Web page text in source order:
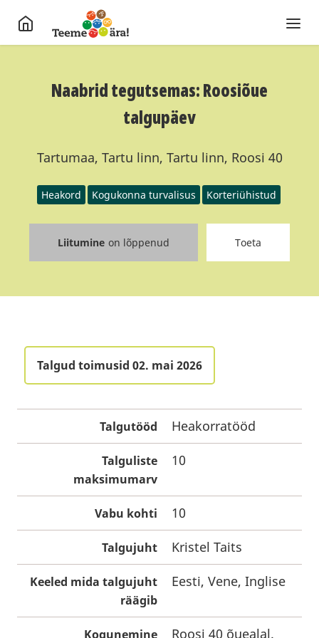
Naabrid tegutsemas: Roosiõue
talgupäev
Tartumaa, Tartu linn, Tartu linn, Roosi 40
Heakord Kogukonna turvalisus Korteriühistud
Liitumine on lõppenud Toeta
Talgud toimusid 02. mai 2026
Talgutööd Heakorratööd
Talguliste
maksimumarv
10
Vabu kohti 10
Talgujuht Kristel Taits
Keeled mida talgujuht
räägib
Eesti, Vene, Inglise
Kogunemine Roosi 40 õuealal.